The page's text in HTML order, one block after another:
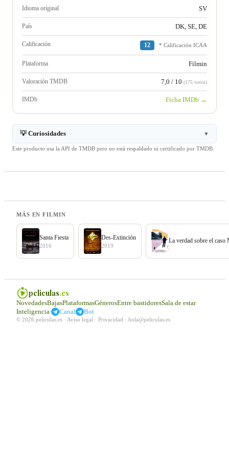
Idioma original SV
País DK, SE, DE
Calificación 12 * Calificación ICAA
Plataforma Filmin
Valoración TMDB 7,0 / 10 (175 votos)
IMDb Ficha IMDb →
💡 Curiosidades ▼
Este producto usa la API de TMDB pero no está respaldado ni certificado por TMDB.
MÁS EN FILMIN
Santa Fiesta
2016
Des-Extinción
2019
La verdad sobre el caso
peliculas.es
NovedadesBajasPlataformasGénerosEntre bastidoresSala de estar
Inteligencia| Canal Bot
© 2026 peliculas.es · Aviso legal · Privacidad · hola@peliculas.es